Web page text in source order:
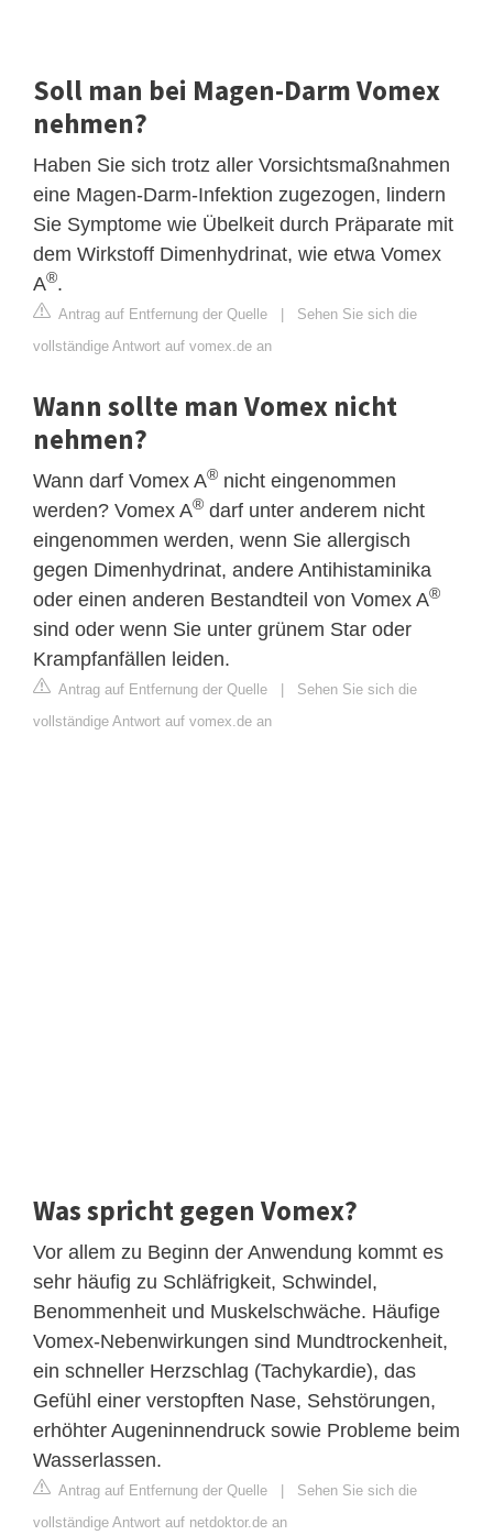
Soll man bei Magen-Darm Vomex
nehmen?
Haben Sie sich trotz aller Vorsichtsmaßnahmen
eine Magen-Darm-Infektion zugezogen, lindern
Sie Symptome wie Übelkeit durch Präparate mit
dem Wirkstoff Dimenhydrinat, wie etwa Vomex
A®.
Antrag auf Entfernung der Quelle
Sehen Sie sich die
vollständige Antwort auf vomex.de an
Wann sollte man Vomex nicht
nehmen?
Wann darf Vomex A® nicht eingenommen
werden? Vomex A® darf unter anderem nicht
eingenommen werden, wenn Sie allergisch
gegen Dimenhydrinat, andere Antihistaminika
oder einen anderen Bestandteil von Vomex A®
sind oder wenn Sie unter grünem Star oder
Krampfanfällen leiden.
Antrag auf Entfernung der Quelle
Sehen Sie sich die
vollständige Antwort auf vomex.de an
Was spricht gegen Vomex?
Vor allem zu Beginn der Anwendung kommt es
sehr häufig zu Schläfrigkeit, Schwindel,
Benommenheit und Muskelschwäche. Häufige
Vomex-Nebenwirkungen sind Mundtrockenheit,
ein schneller Herzschlag (Tachykardie), das
Gefühl einer verstopften Nase, Sehstörungen,
erhöhter Augeninnendruck sowie Probleme beim
Wasserlassen.
Antrag auf Entfernung der Quelle
Sehen Sie sich die
vollständige Antwort auf netdoktor.de an